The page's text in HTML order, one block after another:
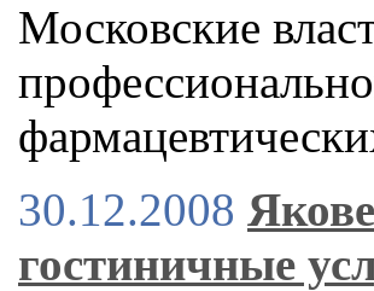
Московские
30.12.2008
гостиничные